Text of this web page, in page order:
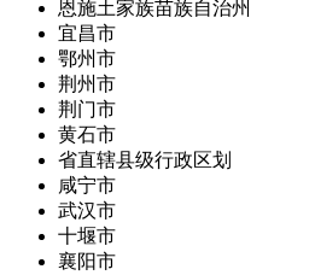
恩施土家族苗族自治州
宜昌市
鄂州市
荆州市
荆门市
黄石市
省直辖县级行政区划
咸宁市
武汉市
十堰市
襄阳市